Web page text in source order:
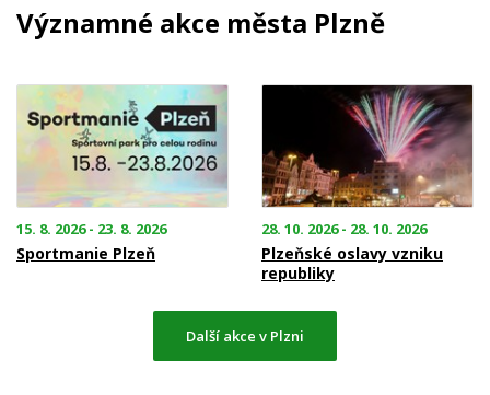
Významné akce města Plzně
15. 8. 2026 - 23. 8. 2026
Sportmanie Plzeň
28. 10. 2026 - 28. 10. 2026
Plzeňské oslavy vzniku
republiky
Další akce v Plzni